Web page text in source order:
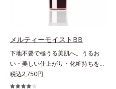
ツヤを演出します。さらにどのファ
シンクロアタッチメント成分(*2)も
配合。パウダー、リキッド、どのタ
群で、ヨレたりせず、きれいに仕上
がります。*1 メイク効果による*2
ジメチコン
メルティーモイストBB
下地不要で極うる美肌へ。うるお
い・美しい仕上がり・化粧持ちを実
現。美容液製法の極上BBクリー
ム。ファンデーションに美容成分を
税込2,750円